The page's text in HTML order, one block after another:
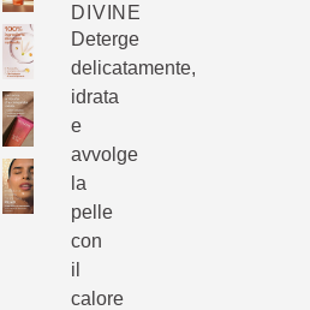
DIVINE
Deterge
delicatamente,
idrata
e
avvolge
la
pelle
con
il
calore